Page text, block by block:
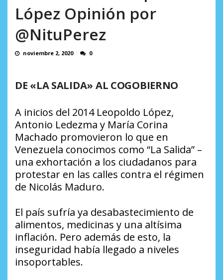
López Opinión por
@NituPerez
noviembre 2, 2020 0
DE «LA SALIDA» AL COGOBIERNO
A inicios del 2014 Leopoldo López,
Antonio Ledezma y María Corina
Machado promovieron lo que en
Venezuela conocimos como “La Salida” –
una exhortación a los ciudadanos para
protestar en las calles contra el régimen
de Nicolás Maduro.
El país sufría ya desabastecimiento de
alimentos, medicinas y una altísima
inflación. Pero además de esto, la
inseguridad había llegado a niveles
insoportables.